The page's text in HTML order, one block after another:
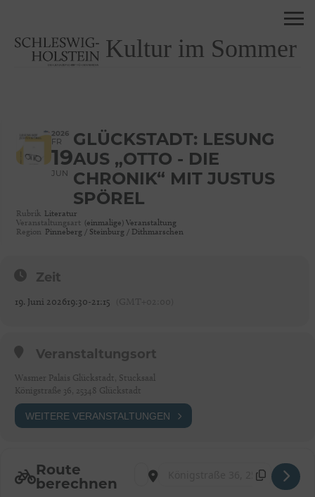
Kultur im Sommer
2026
FR
19
JUN
GLÜCKSTADT: LESUNG
AUS „OTTO - DIE
CHRONIK“ MIT JUSTUS
SPÖREL
Rubrik Literatur
Veranstaltungsart (einmalige) Veranstaltung
Region Pinneberg / Steinburg / Dithmarschen
Zeit
19. Juni 202619:30-21:15
Veranstaltungsort
Wasmer Palais Glückstadt, Stucksaal
Königstraße 36, 25348 Glückstadt
WEITERE VERANSTALTUNGEN
Route
berechnen
Address - Glückstadt: Lesung aus „OTTO
Destination Address - Glückstadt: